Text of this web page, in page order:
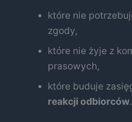
które nie
zgody,
które nie żyje z
prasowych,
które buduje
reakcji odbiorców.